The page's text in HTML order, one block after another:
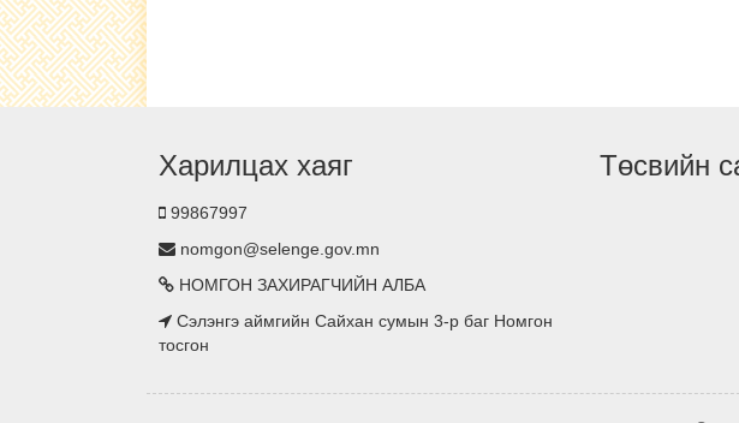
Харилцах хаяг
99867997
nomgon@selenge.gov.mn
НОМГОН ЗАХИРАГЧИЙН АЛБА
Сэлэнгэ аймгийн Сайхан сумын 3-р баг Номгон
тосгон
Төсвийн